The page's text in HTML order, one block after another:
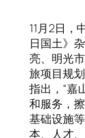
11月2日，
日国土》
亮、明光
旅项目规
指出，“嘉
和服务，
基础设施
本、人才